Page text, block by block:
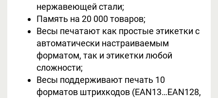
нержавеющей стали;
Память на 20 000 товаров;
Весы печатают как простые этикетки с
автоматически настраиваемым
форматом, так и этикетки любой
сложности;
Весы поддерживают печать 10
форматов штрихкодов (EAN13…EAN128,